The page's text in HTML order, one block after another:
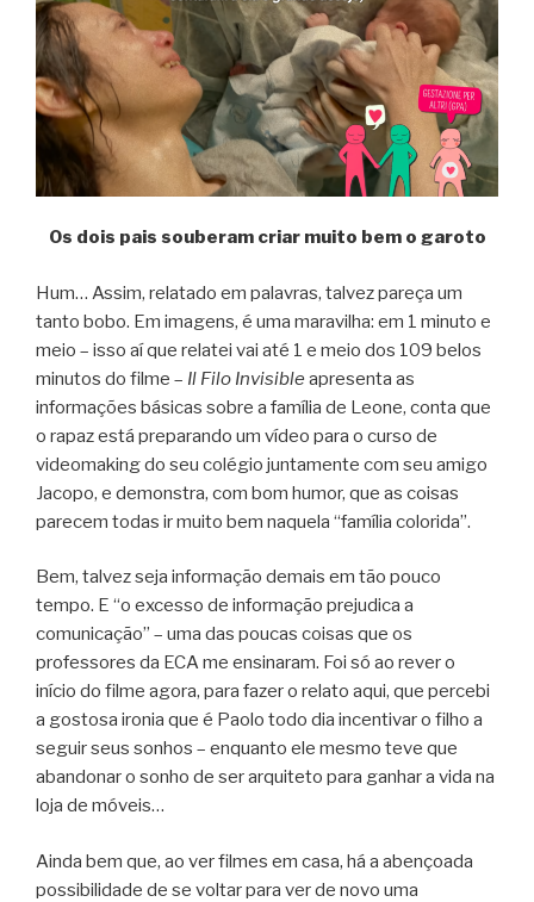
Os dois pais souberam criar muito bem o garoto
Hum… Assim, relatado em palavras, talvez pareça um
tanto bobo. Em imagens, é uma maravilha: em 1 minuto e
meio – isso aí que relatei vai até 1 e meio dos 109 belos
minutos do filme – Il Filo Invisible apresenta as
informações básicas sobre a família de Leone, conta que
o rapaz está preparando um vídeo para o curso de
videomaking do seu colégio juntamente com seu amigo
Jacopo, e demonstra, com bom humor, que as coisas
parecem todas ir muito bem naquela “família colorida”.
Bem, talvez seja informação demais em tão pouco
tempo. E “o excesso de informação prejudica a
comunicação” – uma das poucas coisas que os
professores da ECA me ensinaram. Foi só ao rever o
início do filme agora, para fazer o relato aqui, que percebi
a gostosa ironia que é Paolo todo dia incentivar o filho a
seguir seus sonhos – enquanto ele mesmo teve que
abandonar o sonho de ser arquiteto para ganhar a vida na
loja de móveis…
Ainda bem que, ao ver filmes em casa, há a abençoada
possibilidade de se voltar para ver de novo uma